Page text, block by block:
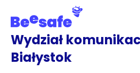
main
content
Wydział
Białystok